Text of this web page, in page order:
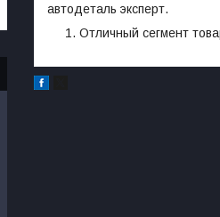
автодеталь эксперт.
Отличный сегмент